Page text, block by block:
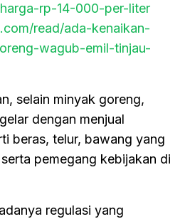
rp-14-000-per-liter
read/ada-kenaikan-
wagub-emil-tinjau-
selain minyak goreng,
dengan menjual
beras, telur, bawang yang
pemegang kebijakan di
regulasi yang